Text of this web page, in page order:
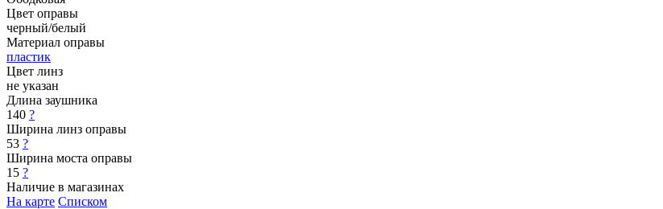
Цвет оправы
черный/белый
Материал оправы
пластик
Цвет линз
не указан
Длина заушника
140 ?
Ширина линз оправы
53 ?
Ширина моста оправы
15 ?
Наличие в магазинах
На карте Списком